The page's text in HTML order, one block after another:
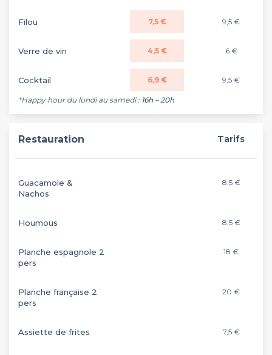
Filou 7,5 € 9,5 €
Verre de vin 4,5 € 6 €
Cocktail 6,9 € 9,5 €
*Happy hour du lundi au samedi : 16h – 20h
Restauration Tarifs
Guacamole &
Nachos
8,5 €
Houmous 8,5 €
Planche espagnole 2
pers
18 €
Planche française 2
pers
20 €
Assiette de frites 7,5 €